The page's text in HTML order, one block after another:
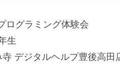
ログラミング体験会
生
デジタルヘルプ豊後高田